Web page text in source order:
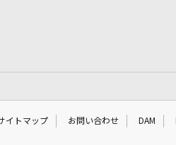
イトマップ お問い合わせ DAM